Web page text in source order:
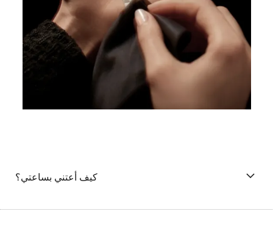
كيف أعتني بساعتي؟